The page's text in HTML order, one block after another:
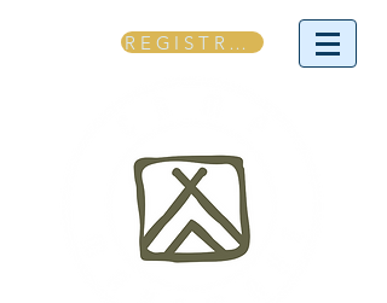
REGÍSTRATE